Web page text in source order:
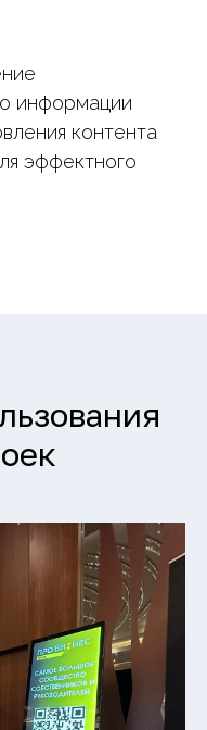
информации
контента
эффектного